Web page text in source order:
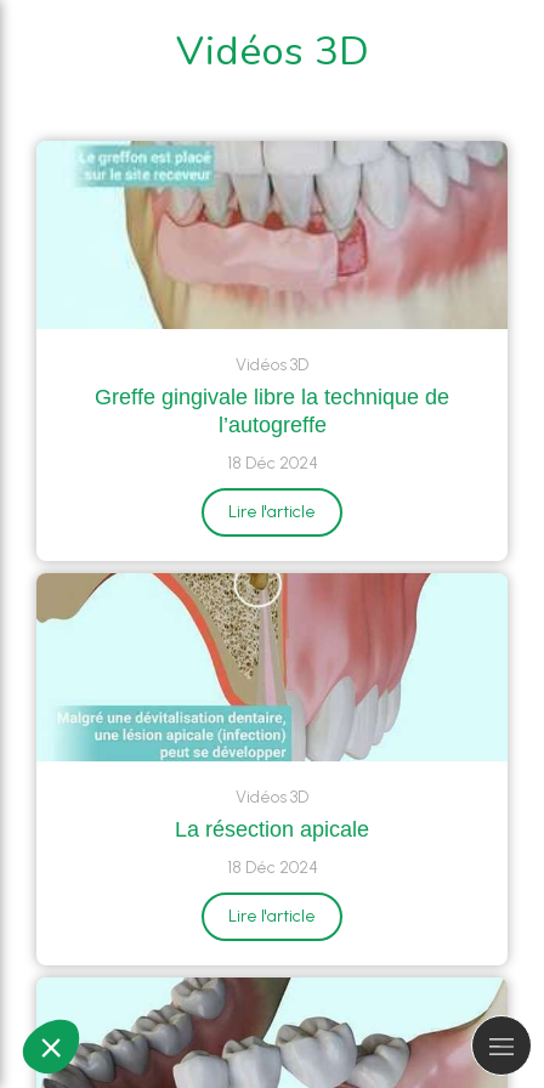
Vidéos 3D
Vidéos 3D
Greffe gingivale libre la technique de
l’autogreffe
18 Déc 2024
Lire l'article
Vidéos 3D
La résection apicale
18 Déc 2024
Lire l'article